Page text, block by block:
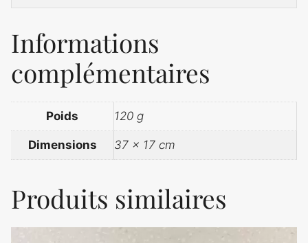
Informations
complémentaires
Poids 120 g
Dimensions 37 × 17 cm
Produits similaires